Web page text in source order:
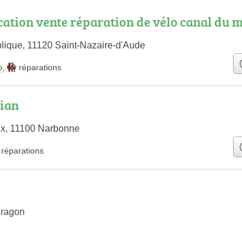
vente réparation de vélo canal du
11120 Saint-Nazaire-d'Aude
réparations
11100 Narbonne
réparations